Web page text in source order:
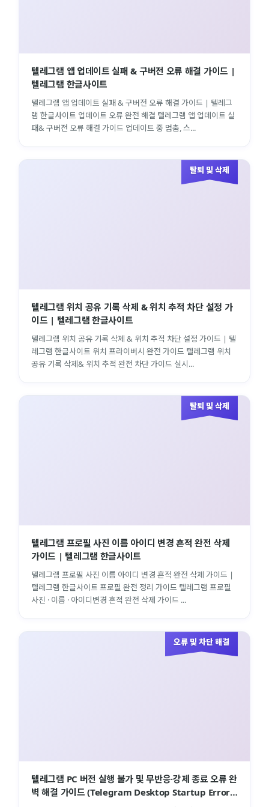
텔레그램 앱 업데이트 실패 & 구버전 오류 해결 가이드 |
텔레그램 한글사이트
텔레그램 앱 업데이트 실패 & 구버전 오류 해결 가이드 | 텔레그
램 한글사이트 업데이트 오류 완전 해결 텔레그램 앱 업데이트 실
패& 구버전 오류 해결 가이드 업데이트 중 멈춤, 스...
탈퇴 및 삭제
텔레그램 위치 공유 기록 삭제 & 위치 추적 차단 설정 가
이드 | 텔레그램 한글사이트
텔레그램 위치 공유 기록 삭제 & 위치 추적 차단 설정 가이드 | 텔
레그램 한글사이트 위치 프라이버시 완전 가이드 텔레그램 위치
공유 기록 삭제& 위치 추적 완전 차단 가이드 실시...
탈퇴 및 삭제
텔레그램 프로필 사진 이름 아이디 변경 흔적 완전 삭제
가이드 | 텔레그램 한글사이트
텔레그램 프로필 사진 이름 아이디 변경 흔적 완전 삭제 가이드 |
텔레그램 한글사이트 프로필 완전 정리 가이드 텔레그램 프로필
사진 · 이름 · 아이디변경 흔적 완전 삭제 가이드 ...
오류 및 차단 해결
텔레그램 PC 버전 실행 불가 및 무반응·강제 종료 오류 완
벽 해결 가이드 (Telegram Desktop Startup Error